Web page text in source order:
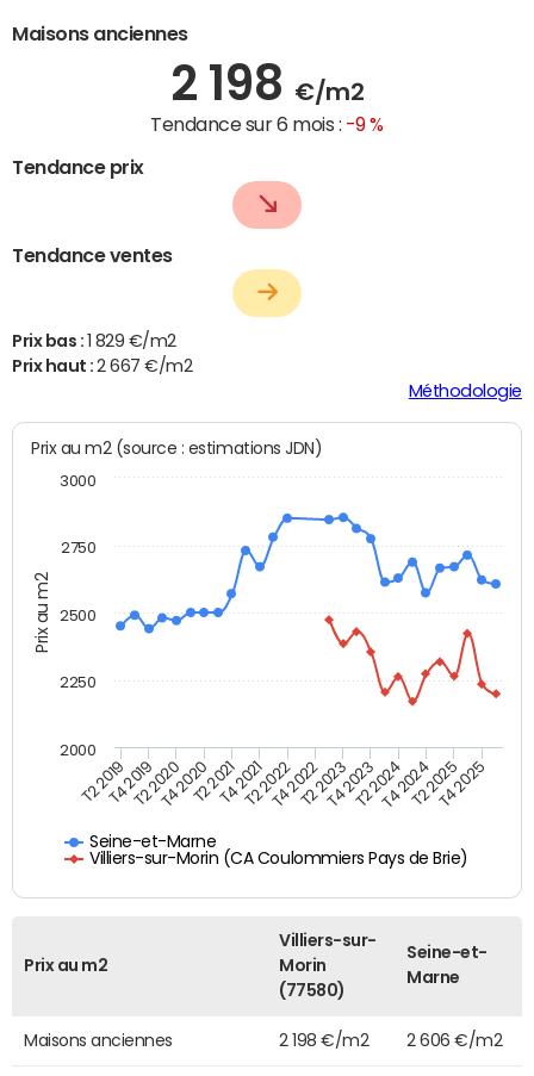
Maisons anciennes
2 198 €/m2
Tendance sur 6 mois : -9 %
Tendance prix
Tendance ventes
Prix bas : 1 829 €/m2
Prix haut :2 667 €/m2
Méthodologie
Prix au m2
Prix au m2 (source : estimations JDN)
Seine-et-Marne
Villiers-sur-Morin (CA Coulommiers Pays de Brie)
T2 2019T4 2019T2 2020T4 2020T2 2021T4 2021T2 2022T4 2022T2 2023T4 2023T2 2024T4 2024T2 2025T4 2025
2000
3000
2250
2500
2750
Prix au m2
Villiers-sur-
Morin
(77580)
Seine-et-
Marne
Maisons anciennes 2 198 €/m2 2 606 €/m2